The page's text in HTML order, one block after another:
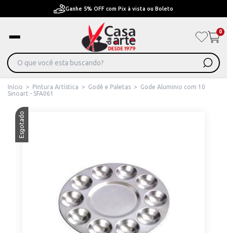
Pague em Até 6x sem juros ou ate 12x com juros
0
Início > Pintura Artística > Godê e Paletas >
Gode Aluminio com 10
Sinoart - SFA061
Esgotado